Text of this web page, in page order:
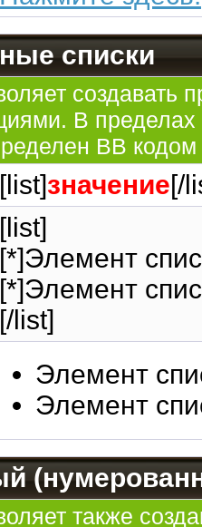
списки
создавать
В
BB кодом
[list]значение[/
[list]
[*]Элемент
[*]Элемент
[/list]
Элемент
Элемент
также